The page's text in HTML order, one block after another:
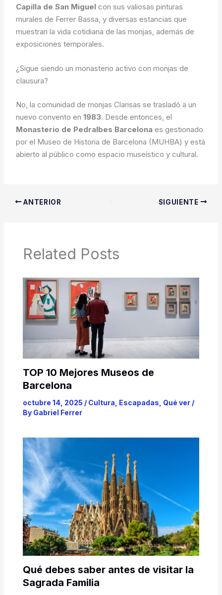
Capilla de San Miguel con sus valiosas pinturas
murales de Ferrer Bassa, y diversas estancias que
muestran la vida cotidiana de las monjas, además de
exposiciones temporales.
¿Sigue siendo un monasterio activo con monjas de
clausura?
No, la comunidad de monjas Clarisas se trasladó a un
nuevo convento en1983. Desde entonces, el
Monasterio de Pedralbes Barcelona es gestionado
por el Museo de Historia de Barcelona (MUHBA) y está
abierto al público como espacio museístico y cultural.
ANTERIOR SIGUIENTE
Related Posts
TOP 10 Mejores Museos de
Barcelona
octubre 14, 2025 / Cultura, Escapadas, Qué ver/
By Gabriel Ferrer
Qué debes saber antes de visitar la
Sagrada Familia